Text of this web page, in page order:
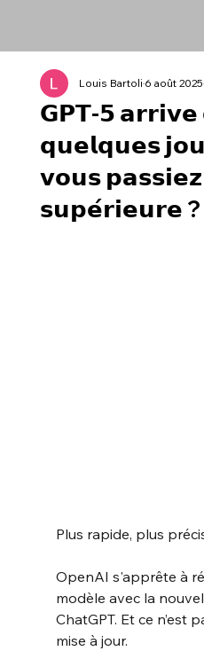
𝗚𝗣𝗧‑𝟱
𝗾𝘂𝗲𝗹𝗾𝘂𝗲𝘀
𝘃𝗼𝘂𝘀 𝗽𝗮𝘀𝘀𝗶𝗲𝘇
𝘀𝘂𝗽𝗲́𝗿𝗶𝗲𝘂𝗿𝗲 ?
Louis Bartoli6 août 2025
Plus rapide, plus
OpenAI s'apprête à
modèle avec la
ChatGPT. Et ce n’est
mise à jour.